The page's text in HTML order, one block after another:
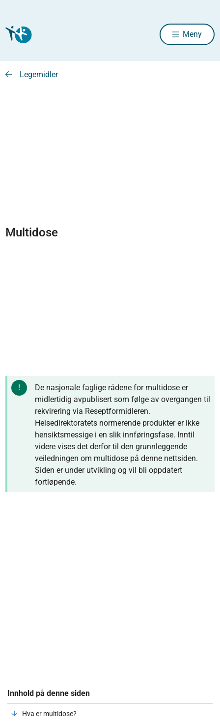
Meny
Legemidler
Multidose
De nasjonale faglige rådene for multidose er
midlertidig avpublisert som følge av overgangen til
rekvirering via Reseptformidleren.
Helsedirektoratets normerende produkter er ikke
hensiktsmessige i en slik innføringsfase. Inntil
videre vises det derfor til den grunnleggende
veiledningen om multidose på denne nettsiden.
Siden er under utvikling og vil bli oppdatert
fortløpende.
Innhold på denne siden
Hva er multidose?